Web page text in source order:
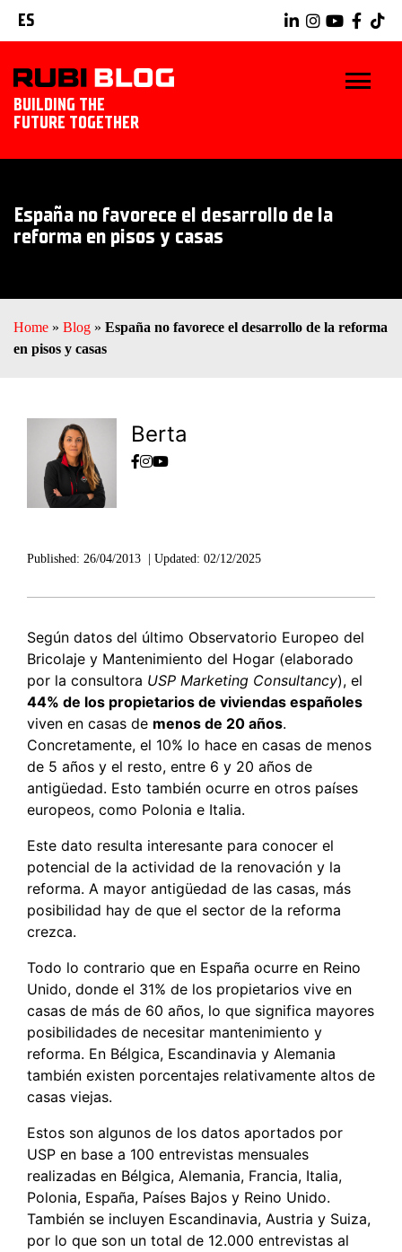
ES
BUILDING THE
FUTURE TOGETHER
TRUCOS Y CONSEJOS
EXPLORAR RUBI
España no favorece el desarrollo de la
reforma en pisos y casas
Home » Blog » España no favorece el desarrollo de la reforma
en pisos y casas
Berta
Published: 26/04/2013 Updated: 02/12/2025
Según datos del último Observatorio Europeo del
Bricolaje y Mantenimiento del Hogar (elaborado
por la consultora USP Marketing Consultancy), el
44% de los propietarios de viviendas españoles
viven en casas de menos de 20 años.
Concretamente, el 10% lo hace en casas de menos
de 5 años y el resto, entre 6 y 20 años de
antigüedad. Esto también ocurre en otros países
europeos, como Polonia e Italia.
Este dato resulta interesante para conocer el
potencial de la actividad de la renovación y la
reforma. A mayor antigüedad de las casas, más
posibilidad hay de que el sector de la reforma
crezca.
Todo lo contrario que en España ocurre en Reino
Unido, donde el 31% de los propietarios vive en
casas de más de 60 años, lo que significa mayores
posibilidades de necesitar mantenimiento y
reforma. En Bélgica, Escandinavia y Alemania
también existen porcentajes relativamente altos de
casas viejas.
Estos son algunos de los datos aportados por
USP en base a 100 entrevistas mensuales
realizadas en Bélgica, Alemania, Francia, Italia,
Polonia, España, Países Bajos y Reino Unido.
También se incluyen Escandinavia, Austria y Suiza,
por lo que son un total de 12.000 entrevistas al